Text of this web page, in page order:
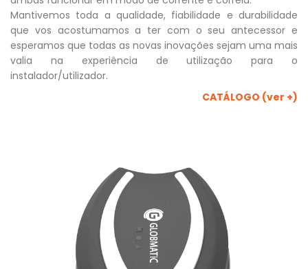
Mantivemos toda a qualidade, fiabilidade e durabilidade
que vos acostumamos a ter com o seu antecessor e
esperamos que todas as novas inovações sejam uma mais
valia na experiência de utilização para o
instalador/utilizador.
CATÁLOGO (ver +)